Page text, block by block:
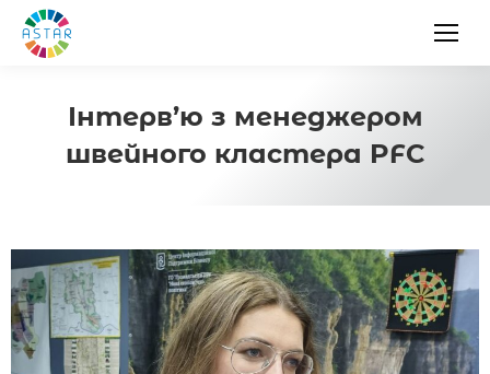
Інтерв’ю з менеджером
швейного кластера PFC